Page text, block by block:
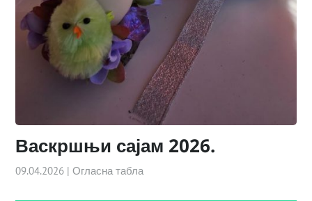
Васкршњи сајам 2026.
09.04.2026 |Огласна табла